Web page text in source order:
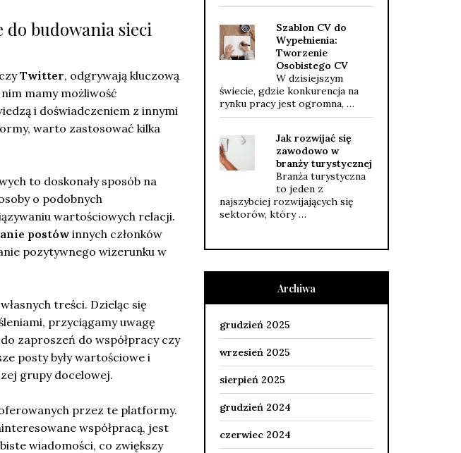
do budowania sieci
czyTwitter, odgrywają kluczową
mamy możliwość
i doświadczeniem z innymi
warto zastosować kilka
to doskonały sposób na
o podobnych
wartościowych relacji.
postówinnych członków
pozytywnego wizerunku w
treści. Dzieląc się
przyciągamy uwagę
zaproszeń do współpracy czy
posty były wartościowe i
grupy docelowej.
przez te platformy.
współpracą, jest
wiadomości, co zwiększy
Szablon CV do
Wypełnienia:
Tworzenie
Osobistego CV
W dzisiejszym
świecie, gdzie konkurencja na
rynku pracy jest ogromna, …
Jak rozwijać się
zawodowo w
branży turystycznej
Branża turystyczna
to jeden z
najszybciej rozwijających się
sektorów, który …
Archiwa
grudzień 2025
wrzesień 2025
sierpień 2025
grudzień 2024
czerwiec 2024